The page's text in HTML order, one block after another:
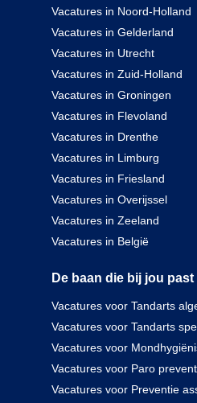
Vacatures in Noord-Holland
Vacatures in Gelderland
Vacatures in Utrecht
Vacatures in Zuid-Holland
Vacatures in Groningen
Vacatures in Flevoland
Vacatures in Drenthe
Vacatures in Limburg
Vacatures in Friesland
Vacatures in Overijssel
Vacatures in Zeeland
Vacatures in België
De baan die bij jou past
Vacatures voor Tandarts
Vacatures voor Tandarts
Vacatures voor
Vacatures voor Paro
Vacatures voor Preventie